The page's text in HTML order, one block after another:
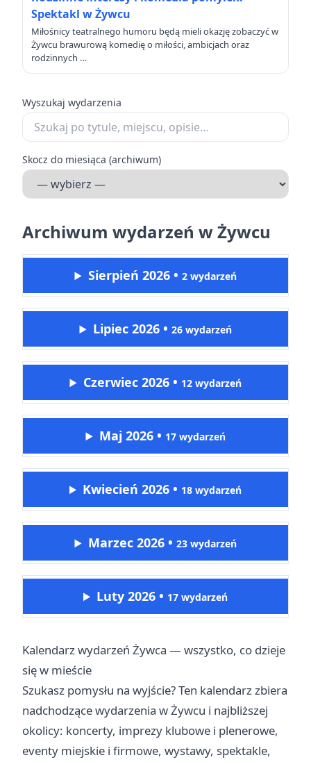
Spektakl w Żywcu
Miłośnicy teatralnego humoru będą mieli okazję zobaczyć w
Żywcu brawurową komedię o miłości, ambicjach oraz
rodzinnych …
Wyszukaj wydarzenia
Skocz do miesiąca (archiwum)
Archiwum wydarzeń w Żywcu
Sierpień 2026 • 2 wydarzeń
Lipiec 2026 • 26 wydarzeń
Czerwiec 2026 • 12 wydarzeń
Maj 2026 • 17 wydarzeń
Kwiecień 2026 • 18 wydarzeń
Marzec 2026 • 23 wydarzeń
Luty 2026 • 17 wydarzeń
Kalendarz wydarzeń Żywca — wszystko, co dzieje
się w mieście
Szukasz pomysłu na wyjście? Ten kalendarz zbiera
nadchodzące wydarzenia w Żywcu i najbliższej
okolicy: koncerty, imprezy klubowe i plenerowe,
eventy miejskie i firmowe, wystawy, spektakle,